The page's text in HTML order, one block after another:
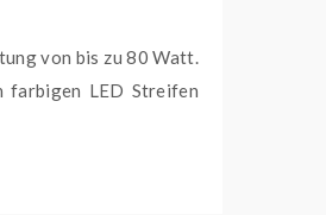
von bis zu 80 Watt.
farbigen LED Streifen